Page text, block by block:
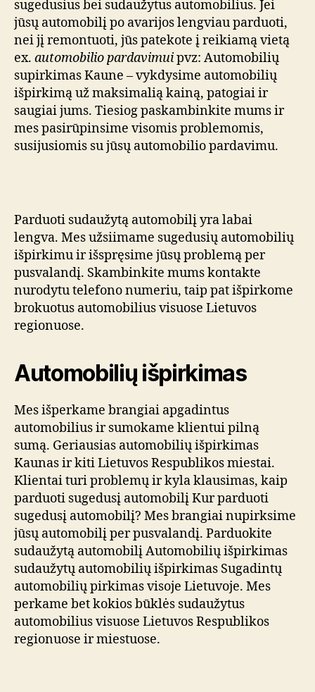
sugedusius bei sudaužytus automobilius. Jei
jūsų automobilį po avarijos lengviau parduoti,
nei jį remontuoti, jūs patekote į reikiamą vietą
ex. automobilio pardavimuipvz: Automobilių
supirkimas Kaune – vykdysime automobilių
išpirkimą už maksimalią kainą, patogiai ir
saugiai jums. Tiesiog paskambinkite mums ir
mes pasirūpinsime visomis problemomis,
susijusiomis su jūsų automobilio pardavimu.
Parduoti sudaužytą automobilį yra labai
lengva. Mes užsiimame sugedusių automobilių
išpirkimu ir išspręsime jūsų problemą per
pusvalandį. Skambinkite mums kontakte
nurodytu telefono numeriu, taip pat išpirkome
brokuotus automobilius visuose Lietuvos
regionuose.
Automobilių išpirkimas
Mes išperkame brangiai apgadintus
automobilius ir sumokame klientui pilną
sumą. Geriausias automobilių išpirkimas
Kaunas ir kiti Lietuvos Respublikos miestai.
Klientai turi problemų ir kyla klausimas, kaip
parduoti sugedusį automobilį Kur parduoti
sugedusį automobilį? Mes brangiai nupirksime
jūsų automobilį per pusvalandį. Parduokite
sudaužytą automobilį Automobilių išpirkimas
sudaužytų automobilių išpirkimas Sugadintų
automobilių pirkimas visoje Lietuvoje. Mes
perkame bet kokios būklės sudaužytus
automobilius visuose Lietuvos Respublikos
regionuose ir miestuose.